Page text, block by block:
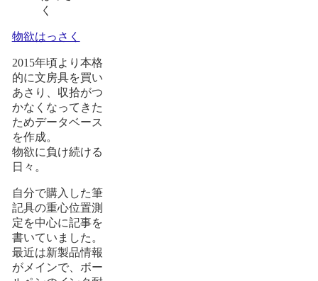
物欲はっさく
2015年頃より本格
的に文房具を買い
あさり、収拾がつ
かなくなってきた
ためデータベース
を作成。
物欲に負け続ける
日々。
自分で購入した筆
記具の重心位置測
定を中心に記事を
書いていました。
最近は新製品情報
がメインで、ボー